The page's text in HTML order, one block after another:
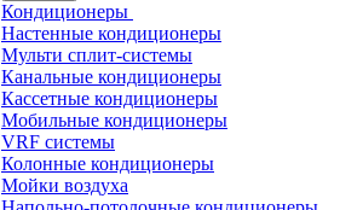
Кондиционеры
Настенные кондиционеры
Мульти сплит-системы
Канальные кондиционеры
Кассетные кондиционеры
Мобильные кондиционеры
VRF системы
Колонные кондиционеры
Мойки воздуха